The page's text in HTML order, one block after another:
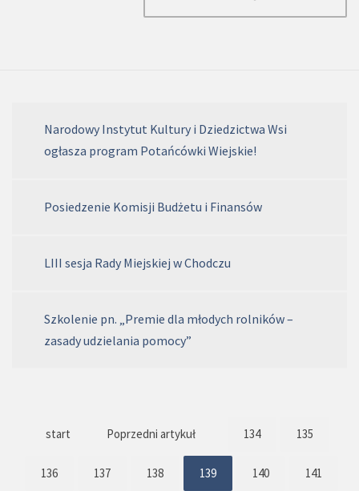
Narodowy Instytut Kultury i Dziedzictwa Wsi
ogłasza program Potańcówki Wiejskie!
Posiedzenie Komisji Budżetu i Finansów
LIII sesja Rady Miejskiej w Chodczu
Szkolenie pn. „Premie dla młodych rolników –
zasady udzielania pomocy”
start Poprzedni artykuł 134 135
136 137 138 139 140 141